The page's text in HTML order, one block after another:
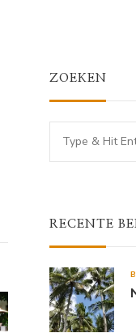
ZOEKEN
Looking
for
RECENTE